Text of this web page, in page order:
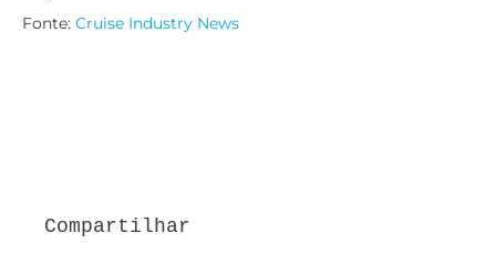
Fonte: Cruise Industry News
Compartilhar